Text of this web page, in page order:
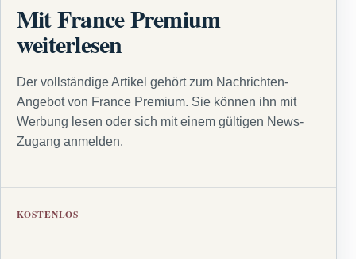
Mit France Premium
weiterlesen
Der vollständige Artikel gehört zum Nachrichten-
Angebot von France Premium. Sie können ihn mit
Werbung lesen oder sich mit einem gültigen News-
Zugang anmelden.
KOSTENLOS